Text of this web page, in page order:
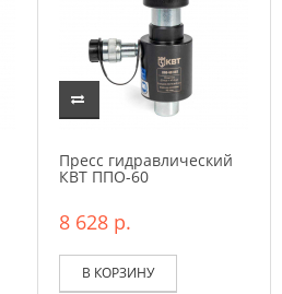
Пресс гидравлический
КВТ ППО-60
8 628 р.
В КОРЗИНУ